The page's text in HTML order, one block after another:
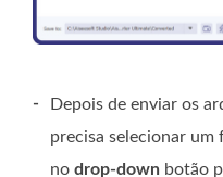
-
Depois de enviar os
precisa selecionar um
no drop-down botão